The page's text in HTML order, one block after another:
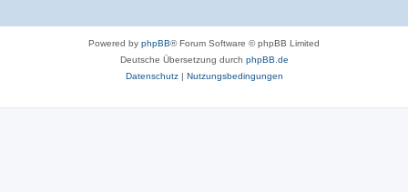
Powered by phpBB® Forum Software © phpBB Limited
Deutsche Übersetzung durch phpBB.de
Datenschutz| Nutzungsbedingungen